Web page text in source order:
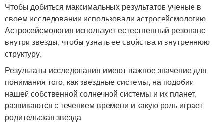
Чтобы добиться максимальных результатов ученые в
своем исследовании использовали астросейсмологию.
Астросейсмология использует естественный резонанс
внутри звезды, чтобы узнать ее свойства и внутреннюю
структуру.
Результаты исследования имеют важное значение для
понимания того, как звездные системы, на подобии
нашей собственной солнечной системы и их планет,
развиваются с течением времени и какую роль играет
родительская звезда.